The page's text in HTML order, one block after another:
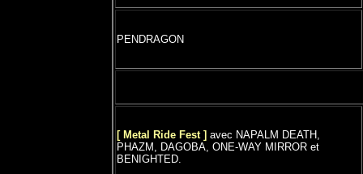
PENDRAGON
[ Metal Ride Fest ] avec NAPALM DEATH,
PHAZM, DAGOBA, ONE-WAY MIRROR et
BENIGHTED.